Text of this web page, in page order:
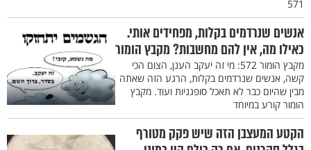
571
אנשים שנרדמים בקלות, מפחידים אותי.
כאילו מה, אין להם מחשבות? מקבץ הומור
מקבץ הומור 572: מי זה יעקב הענן, הצום הכי
קשה, אנשים שנרדמים בקלות, הרגע הזה שאתה
מבין שהיום כבר לא תאכל סופגניות ועוד. מקבץ
הומור קורע במיוחד
הקטע המעצבן הזה שיש פקק מטורף